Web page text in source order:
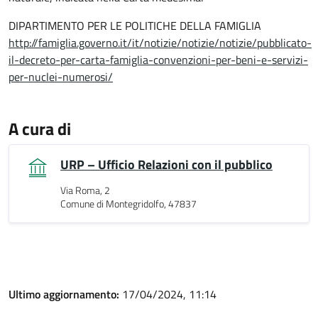
DIPARTIMENTO PER LE POLITICHE DELLA FAMIGLIA
http://famiglia.governo.it/it/notizie/notizie/notizie/pubblicato-
il-decreto-per-carta-famiglia-convenzioni-per-beni-e-servizi-
per-nuclei-numerosi/
A cura di
URP – Ufficio Relazioni con il pubblico
Via Roma, 2
Comune di Montegridolfo, 47837
Ultimo aggiornamento: 17/04/2024, 11:14